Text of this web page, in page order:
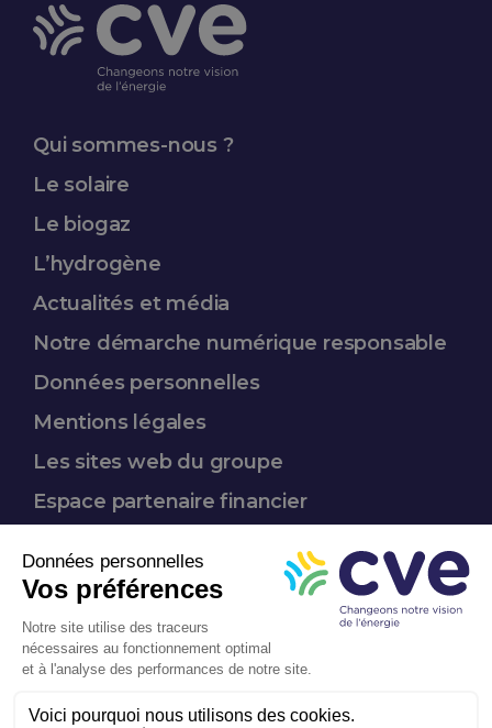
Qui sommes-nous ?
Le solaire
Le biogaz
L’hydrogène
Actualités et média
Notre démarche numérique responsable
Données personnelles
Mentions légales
Les sites web du groupe
Espace partenairefinancier
Entrepriseà mission